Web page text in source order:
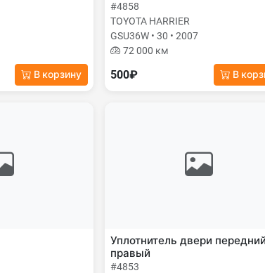
В корзину
#4858
TOYOTA HARRIER
GSU36W • 30 • 2007
72 000 км
500₽ В
Уплотнитель двери передний
правый
#4853